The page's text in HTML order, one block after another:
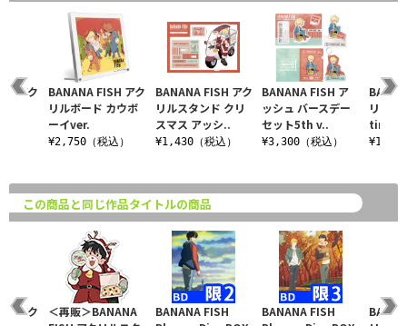
BANANA FISH アク
リルスタンド クリ
スマス アッシ..
¥1,430（税込）
BANANA FISH ア
ッシュ バースデー
セット5th v..
¥3,300（税込）
リル
time..
¥1,430
アク
BANANA FISH アク
リルボード カウボ
ーイver.
¥2,750（税込）
この商品と同じ作品タイトルの商品
BANANA FISH
BANANA FISH
アク
＜再販＞BANANA